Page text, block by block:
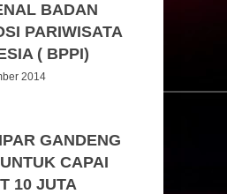
BADAN
PARIWISATA
( BPPI)
2014
GANDENG
CAPAI
10 JUTA